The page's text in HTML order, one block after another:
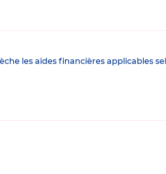
les aides financières applicables